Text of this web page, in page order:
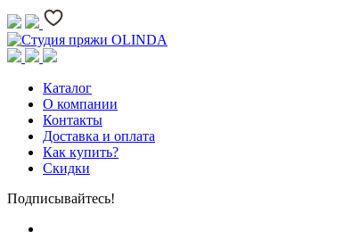
Каталог
О компании
Контакты
Доставка и оплата
Как купить?
Скидки
Подписывайтесь!